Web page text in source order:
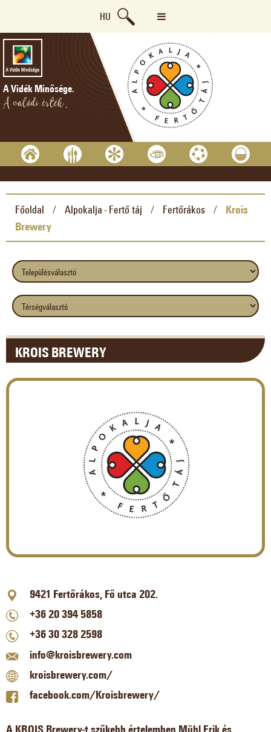
HU
A Vidék Minősége.
A valódi érték.
Főoldal / Alpokalja - Fertő táj / Fertőrákos /
Krois
Brewery
KROIS BREWERY
9421 Fertőrákos, Fő utca 202.
+36 20 394 5858
+36 30 328 2598
info@kroisbrewery.com
kroisbrewery.com/
facebook.com/Kroisbrewery/
A KROIS Brewery-t szűkebb értelemben Mühl Erik és